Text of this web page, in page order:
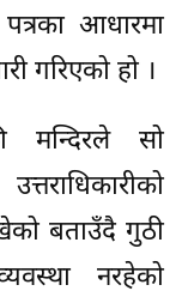
आधारमा
गरिएको हो ।
मन्दिरले सो
बताउँदै गुठी
नरहेको